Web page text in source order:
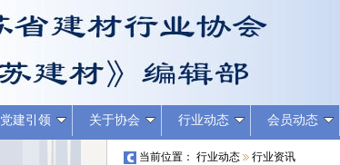
党建引领 关于协会 行业动态 会员动态
当前位置： 行业动态 行业资讯